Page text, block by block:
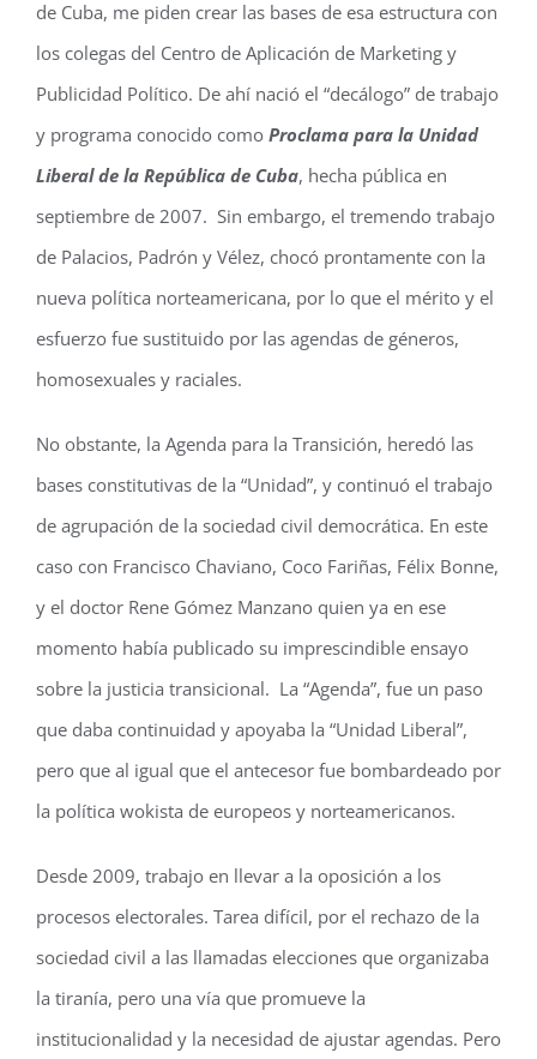
de Cuba, me piden crear las bases de esa estructura con
los colegas del Centro de Aplicación de Marketing y
Publicidad Político. De ahí nació el “decálogo” de trabajo
y programa conocido como Proclama para la Unidad
Liberal de la República de Cuba, hecha pública en
septiembre de 2007. Sin embargo, el tremendo trabajo
de Palacios, Padrón y Vélez, chocó prontamente con la
nueva política norteamericana, por lo que el mérito y el
esfuerzo fue sustituido por las agendas de géneros,
homosexuales y raciales.
No obstante, la Agenda para la Transición, heredó las
bases constitutivas de la “Unidad”, y continuó el trabajo
de agrupación de la sociedad civil democrática. En este
caso con Francisco Chaviano, Coco Fariñas, Félix Bonne,
y el doctor Rene Gómez Manzano quien ya en ese
momento había publicado su imprescindible ensayo
sobre la justicia transicional. La “Agenda”, fue un paso
que daba continuidad y apoyaba la “Unidad Liberal”,
pero que al igual que el antecesor fue bombardeado por
la política wokista de europeos y norteamericanos.
Desde 2009, trabajo en llevar a la oposición a los
procesos electorales. Tarea difícil, por el rechazo de la
sociedad civil a las llamadas elecciones que organizaba
la tiranía, pero una vía que promueve la
institucionalidad y la necesidad de ajustar agendas. Pero